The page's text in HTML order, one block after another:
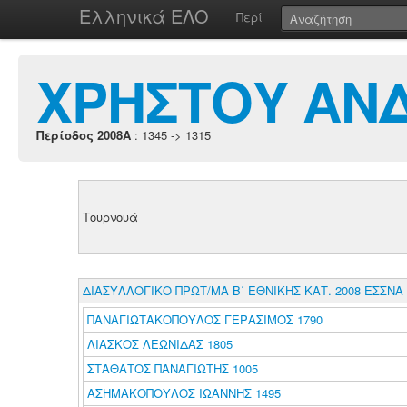
Ελληνικά ΕΛΟ Περί
ΧΡΗΣΤΟΥ
Περίοδος 2008A : 1345 -> 1315
Τουρνουά
ΔΙΑΣΥΛΛΟΓΙΚΟ ΠΡΩΤ/ΜΑ Β΄ ΕΘΝΙΚΗΣ ΚΑΤ. 2008 ΕΣΣΝΑ
ΠΑΝΑΓΙΩΤΑΚΟΠΟΥΛΟΣ ΓΕΡΑΣΙΜΟΣ 1790
ΛΙΑΣΚΟΣ ΛΕΩΝΙΔΑΣ 1805
ΣΤΑΘΑΤΟΣ ΠΑΝΑΓΙΩΤΗΣ 1005
ΑΣΗΜΑΚΟΠΟΥΛΟΣ ΙΩΑΝΝΗΣ 1495